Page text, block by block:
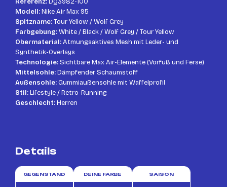
Modell:Nike Air Max 95
Spitzname:Tour Yellow / Wolf Grey
Farbgebung:White / Black / Wolf Grey / Tour Yellow
Obermaterial:Atmungsaktives Mesh mit Leder- und
Synthetik-Overlays
Technologie:Sichtbare Max Air-Elemente (Vorfuß und Ferse)
Mittelsohle:Dämpfender Schaumstoff
Außensohle:Gummiaußensohle mit Waffelprofil
Stil:Lifestyle / Retro-Running
Geschlecht:Herren
Details
GEGENSTAND DEINE FARBE SAISON